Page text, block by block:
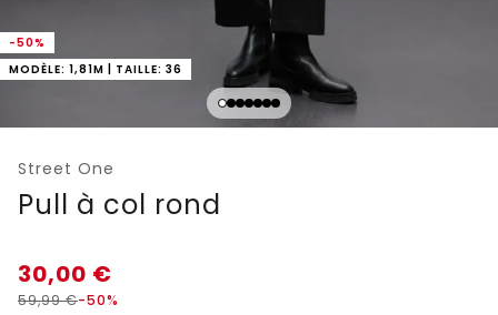
-50%
MODÈLE: 1,81M | TAILLE: 36
Street One
Pull à col rond
30,00 €
59,99€-50%